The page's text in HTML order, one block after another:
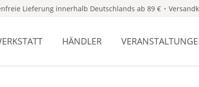
Lieferung innerhalb Deutschlands ab 89 €
HÄNDLER